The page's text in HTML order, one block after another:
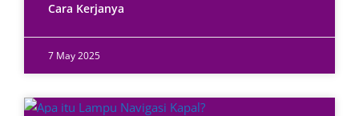
Cara Kerjanya
7 May 2025